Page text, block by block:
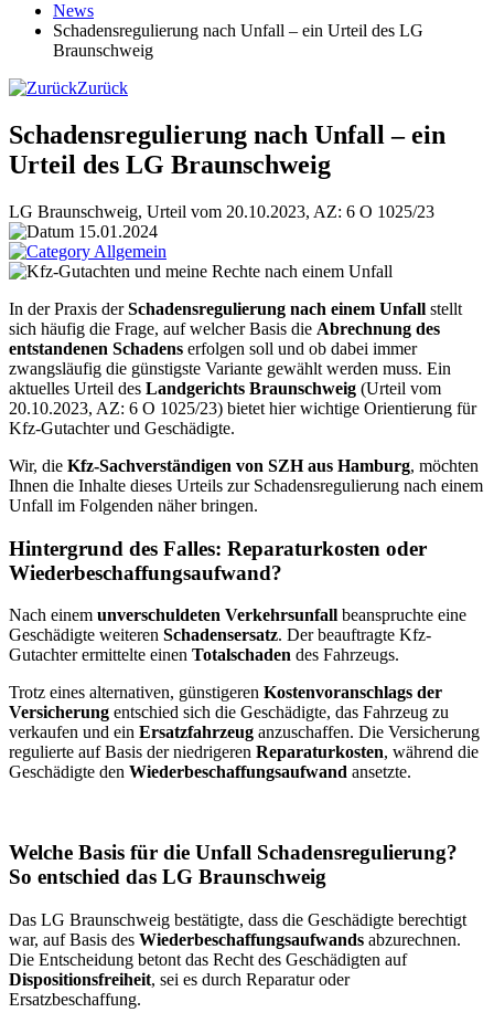
News
Schadensregulierung nach Unfall – ein Urteil des LG
Braunschweig
Zurück
Schadensregulierung nach Unfall – ein
Urteil des LG Braunschweig
LG Braunschweig, Urteil vom 20.10.2023, AZ: 6 O 1025/23
15.01.2024
Allgemein
In der Praxis derSchadensregulierung nach einem Unfall stellt
sich häufig die Frage, auf welcher Basis die Abrechnung des
entstandenen Schadens erfolgen soll und ob dabei immer
zwangsläufig die günstigste Variante gewählt werden muss. Ein
aktuelles Urteil des Landgerichts Braunschweig (Urteil vom
20.10.2023, AZ: 6 O 1025/23) bietet hier wichtige Orientierung für
Kfz-Gutachter und Geschädigte.
Wir, die Kfz-Sachverständigen von SZH aus Hamburg, möchten
Ihnen die Inhalte dieses Urteils zur Schadensregulierung nach einem
Unfall im Folgenden näher bringen.
Hintergrund des Falles: Reparaturkosten oder
Wiederbeschaffungsaufwand?
Nach einem unverschuldeten Verkehrsunfall beanspruchte eine
Geschädigte weiteren Schadensersatz. Der beauftragte Kfz-
Gutachter ermittelte einen Totalschaden des Fahrzeugs.
Trotz eines alternativen, günstigeren Kostenvoranschlags der
Versicherung entschied sich die Geschädigte, das Fahrzeug zu
verkaufen und ein Ersatzfahrzeug anzuschaffen. Die Versicherung
regulierte auf Basis der niedrigeren Reparaturkosten, während die
Geschädigte den Wiederbeschaffungsaufwand ansetzte.
Welche Basis für die Unfall Schadensregulierung?
So entschied das LG Braunschweig
Das LG Braunschweig bestätigte, dass die Geschädigte berechtigt
war, auf Basis des Wiederbeschaffungsaufwands abzurechnen.
Die Entscheidung betont das Recht des Geschädigten auf
Dispositionsfreiheit, sei es durch Reparatur oder
Ersatzbeschaffung.